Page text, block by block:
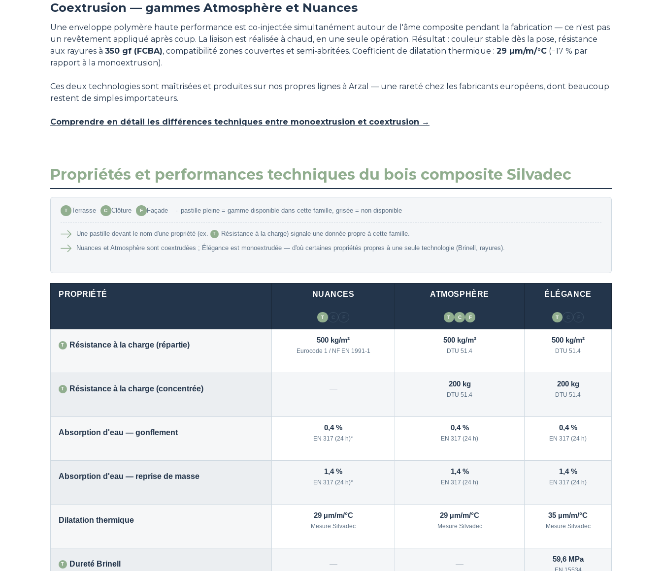
Coextrusion — gammes Atmosphère et Nuances
Une enveloppe polymère haute performance est co-injectée simultanément autour de l'âme composite pendant la fabrication — ce n'est pas
un revêtement appliqué après coup. La liaison est réalisée à chaud, en une seule opération. Résultat : couleur stable dès la pose, résistance
aux rayures à 350 gf (FCBA), compatibilité zones couvertes et semi-abritées. Coefficient de dilatation thermique : 29 µm/m/°C (−17 % par
rapport à la monoextrusion).
Ces deux technologies sont maîtrisées et produites sur nos propres lignes à Arzal — une rareté chez les fabricants européens, dont beaucoup
restent de simples importateurs.
Comprendre en détail les différences techniques entre monoextrusion et coextrusion →
Propriétés et performances techniques du bois composite Silvadec
T Terrasse C Clôture F Façade · pastille pleine = gamme disponible dans cette famille, grisée = non disponible
Une pastille devant le nom d'une propriété (ex. T
Résistance à la charge) signale une donnée propre à cette famille.
Nuances et Atmosphère sont coextrudées ; Élégance est monoextrudée — d'où certaines propriétés propres à une seule technologie (Brinell, rayures).
PROPRIÉTÉ NUANCES
T C F
ATMOSPHÈRE
T C F
ÉLÉGANCE
T C F
T Résistance à la charge (répartie)
500 kg/m²
Eurocode 1 / NF EN 1991-1
500 kg/m²
DTU 51.4
500 kg/m²
DTU 51.4
T Résistance à la charge (concentrée) —
200 kg
DTU 51.4
200 kg
DTU 51.4
Absorption d'eau — gonflement
0,4 %
EN 317 (24 h)*
0,4 %
EN 317 (24 h)
0,4 %
EN 317 (24 h)
Absorption d'eau — reprise de masse
1,4 %
EN 317 (24 h)*
1,4 %
EN 317 (24 h)
1,4 %
EN 317 (24 h)
Dilatation thermique
29 µm/m/°C
Mesure Silvadec
29 µm/m/°C
Mesure Silvadec
35 µm/m/°C
Mesure Silvadec
T Dureté Brinell — —
59,6 MPa